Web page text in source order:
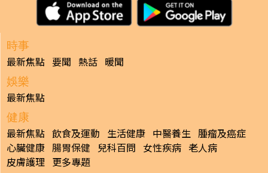
時事
最新焦點 要聞 熱話 暖聞
娛樂
最新焦點
健康
最新焦點 飲食及運動 生活健康 中醫養生 腫瘤及癌症
心臟健康 腸胃保健 兒科百問 女性疾病 老人病
皮膚護理 更多專題